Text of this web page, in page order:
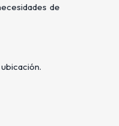
de